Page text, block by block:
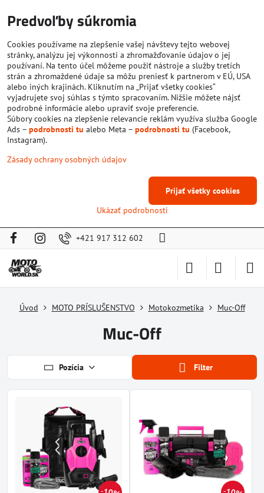
+421 917 312 602
Úvod MOTO PRÍSLUŠENSTVO Motokozmetika Muc-Off
Muc-Off
Pozícia Filter
Predvoľby súkromia
Cookies používame na zlepšenie vašej návštevy tejto webovej
stránky, analýzu jej výkonnosti a zhromažďovanie údajov o jej
používaní. Na tento účel môžeme použiť nástroje a služby tretích
strán a zhromaždené údaje sa môžu preniesť k partnerom v EÚ, USA
alebo iných krajinách. Kliknutím na „Prijať všetky cookies“
vyjadrujete svoj súhlas s týmto spracovaním. Nižšie môžete nájsť
podrobné informácie alebo upraviť svoje preferencie.
Súbory cookies na zlepšenie relevancie reklám využíva služba Google
Ads – podrobnosti tu alebo Meta – podrobnosti tu (Facebook,
Instagram).
Zásady ochrany osobných údajov
Ukázať podrobnosti
Prijať všetky cookies